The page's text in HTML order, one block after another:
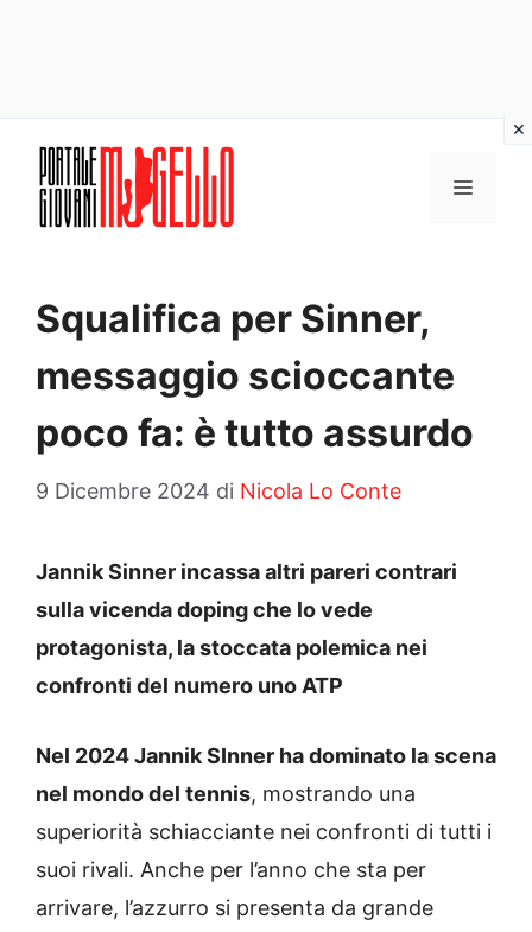
contenuto
MENU
Squalifica per Sinner,
messaggio scioccante
poco fa: è tutto assurdo
9 Dicembre 2024 di Nicola Lo Conte
Jannik Sinner incassa altri pareri contrari
sulla vicenda doping che lo vede
protagonista, la stoccata polemica nei
confronti del numero uno ATP
Nel 2024 Jannik SInner ha dominato la scena
nel mondo del tennis, mostrando una
superiorità schiacciante nei confronti di tutti i
suoi rivali. Anche per l’anno che sta per
arrivare, l’azzurro si presenta da grande